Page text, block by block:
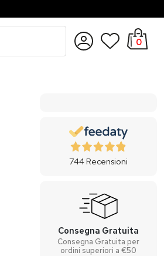
0
744Recensioni
Consegna Gratuita
Consegna Gratuita per
ordini superiori a €50